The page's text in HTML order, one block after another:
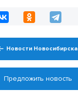
Новости Новосибирска
Предложить новость